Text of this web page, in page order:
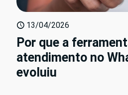
13/04/2026
Por que a
atendimento no
evoluiu